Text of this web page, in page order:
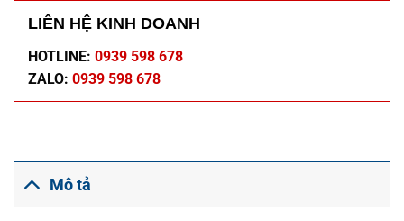
LIÊN HỆ KINH DOANH
HOTLINE: 0939 598 678
ZALO: 0939 598 678
Mô tả